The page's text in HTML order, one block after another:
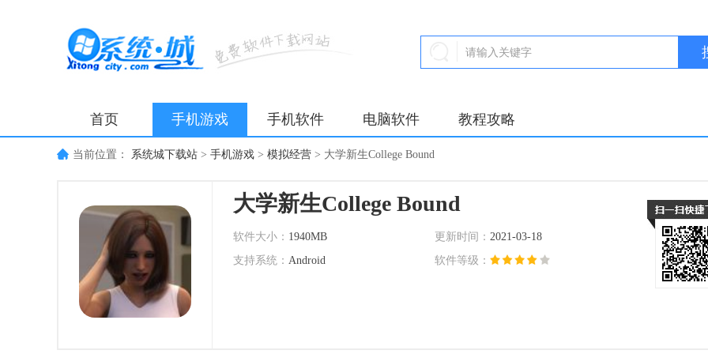
首页 手机游戏 手机软件 电脑软件 教程攻略
当前位置： 系统城下载站 > 手机游戏 > 模拟经营 > 大学新生College Bound
大学新生College Bound
软件大小： 1940MB 更新时间： 2021-03-18
支持系统： Android 软件等级：